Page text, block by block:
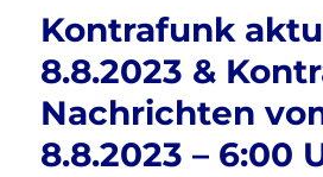
o
o
k
&
Nachrichten
vom
3.10.2023
–
Kontrafunk
8.8.2023 &
Nachrichten
8.8.2023 – 6:00